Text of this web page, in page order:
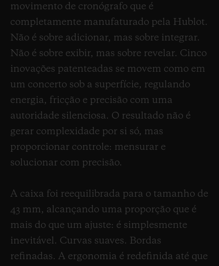
movimento de cronógrafo que é
completamente manufaturado pela Hublot.
Não é sobre adicionar, mas sobre integrar.
Não é sobre exibir, mas sobre revelar. Cinco
inovações patenteadas se movem como em
um concerto sob a superfície, regulando
energia, fricção e precisão com uma
autoridade silenciosa. O resultado não é
gerar complexidade por si só, mas
proporcionar controle: mensurar e
solucionar com precisão.
A caixa foi reequilibrada para o tamanho de
43 mm, alcançando uma proporção que é
mais do que um ajuste: é simplesmente
inevitável. Curvas suaves. Bordas
refinadas. A ergonomia é redefinida até que